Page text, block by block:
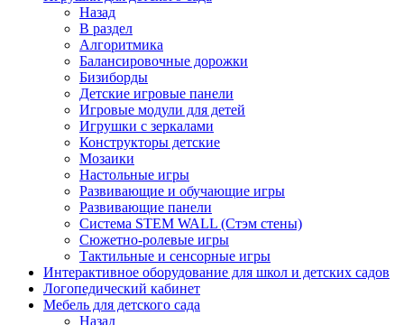
Назад
В раздел
Алгоритмика
Балансировочные дорожки
Бизиборды
Детские игровые панели
Игровые модули для детей
Игрушки с зеркалами
Конструкторы детские
Мозаики
Настольные игры
Развивающие и обучающие игры
Развивающие панели
Система STEM WALL (Cтэм стены)
Сюжетно-ролевые игры
Тактильные и сенсорные игры
Интерактивное оборудование для школ и детских садов
Логопедический кабинет
Мебель для детского сада
Назад